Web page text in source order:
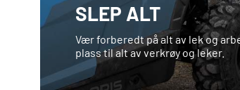
SLEP ALT
Vær forberedt på alt av lek og
plass til alt av verkrøy og leker.